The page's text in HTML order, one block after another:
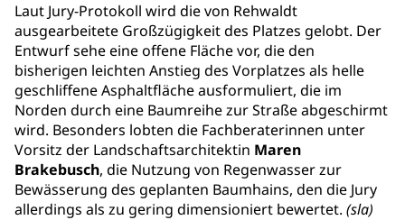
Laut Jury-Protokoll wird die von Rehwaldt
ausgearbeitete Großzügigkeit des Platzes gelobt. Der
Entwurf sehe eine offene Fläche vor, die den
bisherigen leichten Anstieg des Vorplatzes als helle
geschliffene Asphaltfläche ausformuliert, die im
Norden durch eine Baumreihe zur Straße abgeschirmt
wird. Besonders lobten die Fachberaterinnen unter
Vorsitz der Landschaftsarchitektin Maren
Brakebusch, die Nutzung von Regenwasser zur
Bewässerung des geplanten Baumhains, den die Jury
allerdings als zu gering dimensioniert bewertet. (sla)